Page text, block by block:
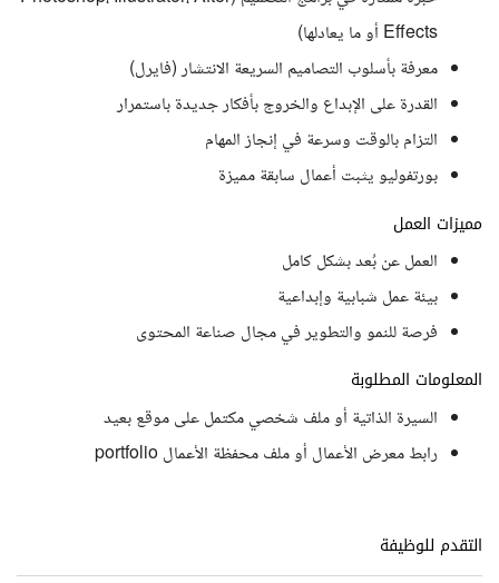
Effects أو ما يعادلها)
معرفة بأسلوب التصاميم السريعة الانتشار (فايرل)
القدرة على الإبداع والخروج بأفكار جديدة باستمرار
التزام بالوقت وسرعة في إنجاز المهام
بورتفوليو يثبت أعمال سابقة مميزة
مميزات العمل
العمل عن بُعد بشكل كامل
بيئة عمل شبابية وإبداعية
فرصة للنمو والتطوير في مجال صناعة المحتوى
المعلومات المطلوبة
السيرة الذاتية أو ملف شخصي مكتمل على موقع بعيد
رابط معرض الأعمال أو ملف محفظة الأعمال portfolio
التقدم للوظيفة